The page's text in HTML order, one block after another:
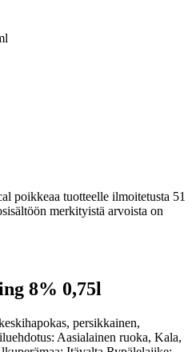
poikkeaa tuotteelle ilmoitetusta 51
merkityistä arvoista on
8% 0,75l
persikkainen,
Aasialainen ruoka, Kala,